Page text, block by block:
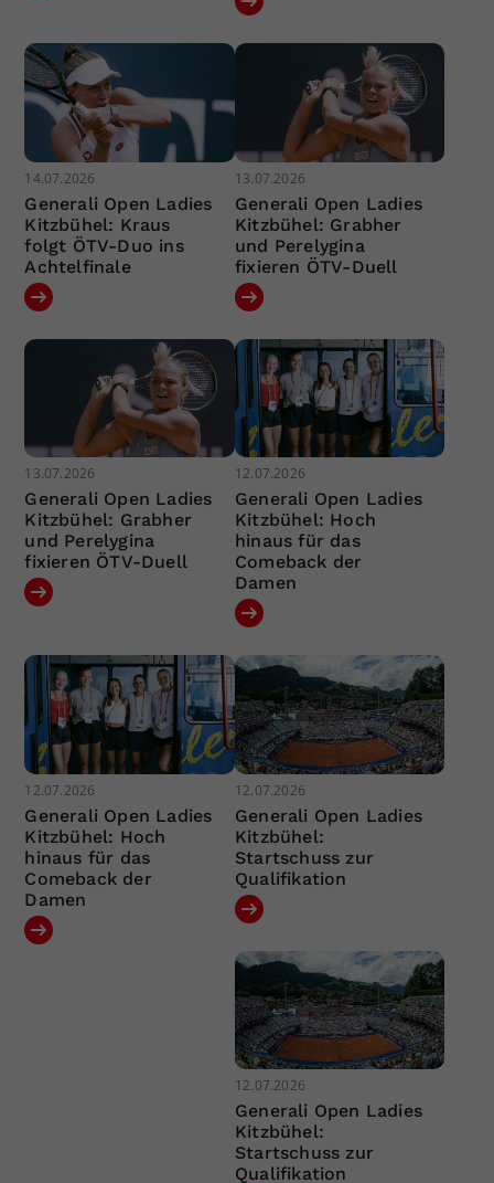
14.07.2026
Generali Open Ladies
Kitzbühel: Kraus
folgt ÖTV-Duo ins
Achtelfinale
13.07.2026
Generali Open Ladies
Kitzbühel: Grabher
und Perelygina
fixieren ÖTV-Duell
13.07.2026
Generali Open Ladies
Kitzbühel: Grabher
und Perelygina
fixieren ÖTV-Duell
12.07.2026
Generali Open Ladies
Kitzbühel: Hoch
hinaus für das
Comeback der
Damen
12.07.2026
Generali Open Ladies
Kitzbühel: Hoch
hinaus für das
Comeback der
Damen
12.07.2026
Generali Open Ladies
Kitzbühel:
Startschuss zur
Qualifikation
12.07.2026
Generali Open Ladies
Kitzbühel:
Startschuss zur
Qualifikation